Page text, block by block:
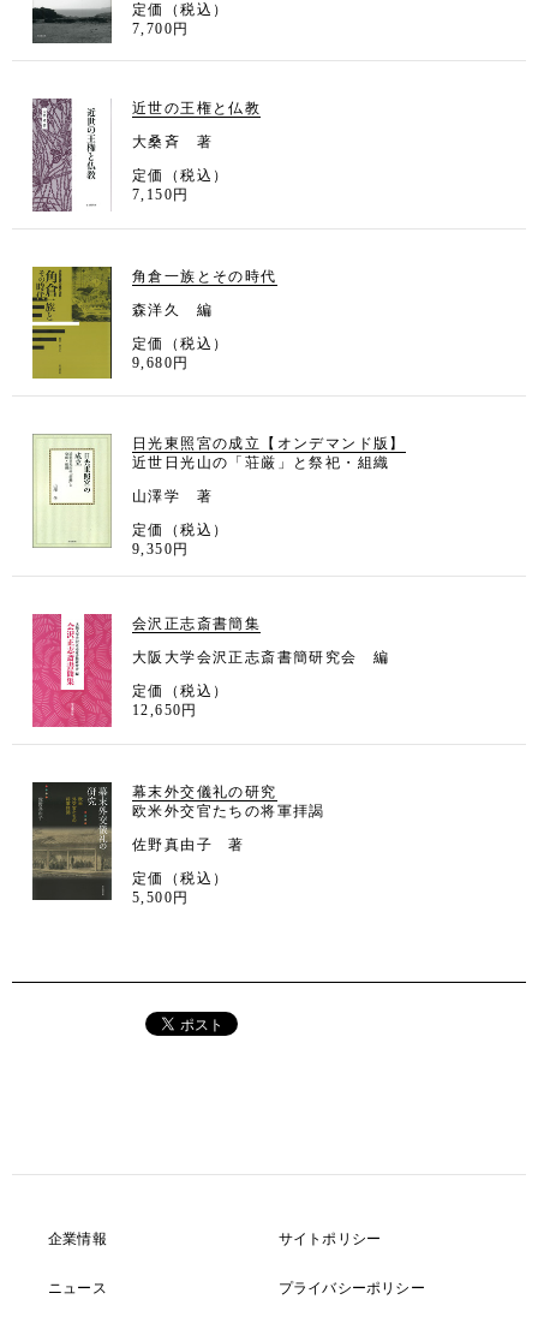
定価（税込）
7,700円
近世の王権と仏教
大桑斉 著
定価（税込）
7,150円
角倉一族とその時代
森洋久 編
定価（税込）
9,680円
日光東照宮の成立【オンデマンド版】
近世日光山の「荘厳」と祭祀・組織
山澤学 著
定価（税込）
9,350円
会沢正志斎書簡集
大阪大学会沢正志斎書簡研究会 編
定価（税込）
12,650円
幕末外交儀礼の研究
欧米外交官たちの将軍拝謁
佐野真由子 著
定価（税込）
5,500円
企業情報
ニュース
サイトポリシー
プライバシーポリシー